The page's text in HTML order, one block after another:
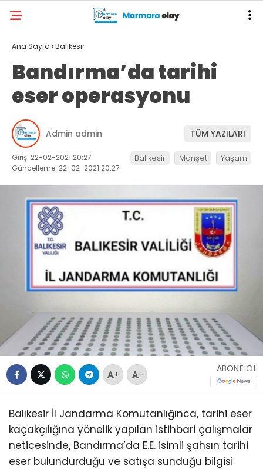
Ana Sayfa ›Balıkesir
Bandırma’da tarihi
eser operasyonu
Admin admin TÜM YAZILARI
Giriş: 22-02-2021 20:27
Güncelleme: 22-02-2021 20:27
Balıkesir Manşet Yaşam
+ -
ABONE OL
Balıkesir İl Jandarma Komutanlığınca, tarihi eser
kaçakçılığına yönelik yapılan istihbari çalışmalar
neticesinde, Bandırma’da E.E. isimli şahsın tarihi
eser bulundurduğu ve satışa sunduğu bilgisi